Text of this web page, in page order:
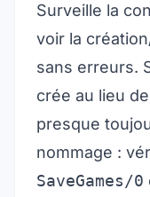
Surveille la
voir la
sans erreurs.
crée au lieu
presque
nommage :
SaveGames/0